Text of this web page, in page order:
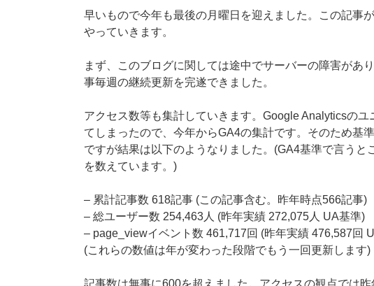
早いもので今年も最後の月曜日を迎えました。この記事
やっていきます。
まず、このブログに関しては途中でサーバーの障害があ
事毎週の継続更新を完遂できました。
アクセス数等も集計していきます。Google Analyticsの
てしまったので、今年からGA4の集計です。そのため基
ですが結果は以下のようなりました。(GA4基準で言う
を数えています。)
– 累計記事数 618記事 (この記事含む。昨年時点566記事)
– 総ユーザー数 254,463人 (昨年実績 272,075人 UA基準)
– page_viewイベント数 461,717回 (昨年実績 476,587回
(これらの数値は年が変わった段階でもう一回更新します)
記事数は無事に600を超えました。アクセスの観点では